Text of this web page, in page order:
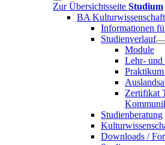
Zur Übersichtsseite Studium
BA Kulturwissenschaft
Informationen
Studienverlauf
Module
Lehr- und
Zertifikat
Studienberatung
Downloads /